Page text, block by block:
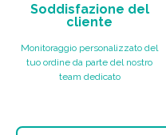
Soddisfazione del
cliente
Monitoraggio personalizzato del
tuo ordine da parte del nostro
team dedicato